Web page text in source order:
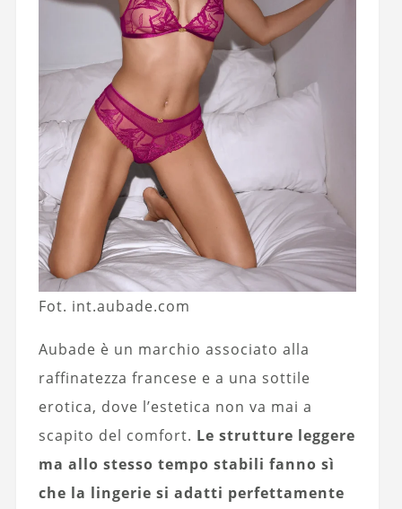
Fot. int.aubade.com
Aubade è un marchio associato alla
raffinatezza francese e a una sottile
erotica, dove l’estetica non va mai a
scapito del comfort. Le strutture leggere
ma allo stesso tempo stabili fanno sì
che la lingerie si adatti perfettamente